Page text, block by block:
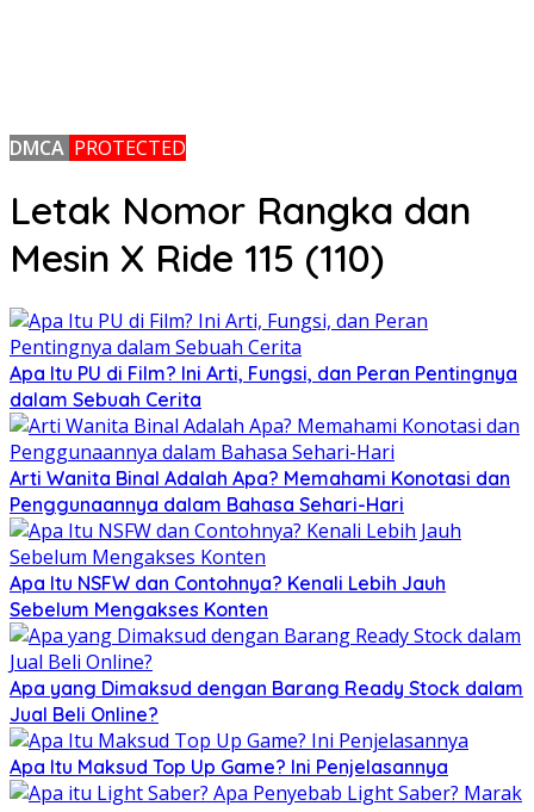
DMCA PROTECTED
Letak Nomor Rangka dan
Mesin X Ride 115 (110)
Apa Itu PU di Film? Ini Arti, Fungsi, dan Peran Pentingnya
dalam Sebuah Cerita
Arti Wanita Binal Adalah Apa? Memahami Konotasi dan
Penggunaannya dalam Bahasa Sehari-Hari
Apa Itu NSFW dan Contohnya? Kenali Lebih Jauh
Sebelum Mengakses Konten
Apa yang Dimaksud dengan Barang Ready Stock dalam
Jual Beli Online?
Apa Itu Maksud Top Up Game? Ini Penjelasannya